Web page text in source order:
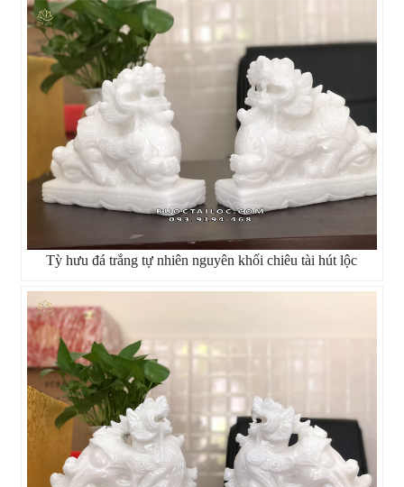
Tỳ hưu đá trắng tự nhiên nguyên khối chiêu tài hút lộc